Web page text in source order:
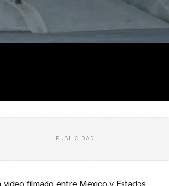
PUBLICIDAD
video filmado entre Mexico y Estados